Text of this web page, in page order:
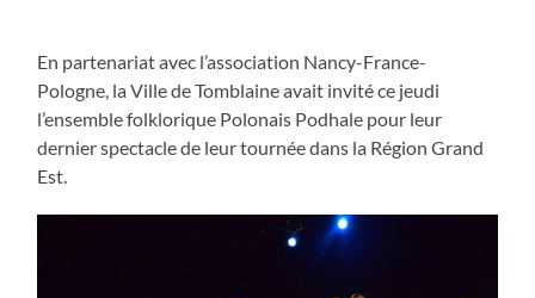
En partenariat avec l’association Nancy-France-
Pologne, la Ville de Tomblaine avait invité ce jeudi
l’ensemble folklorique Polonais Podhale pour leur
dernier spectacle de leur tournée dans la Région Grand
Est.